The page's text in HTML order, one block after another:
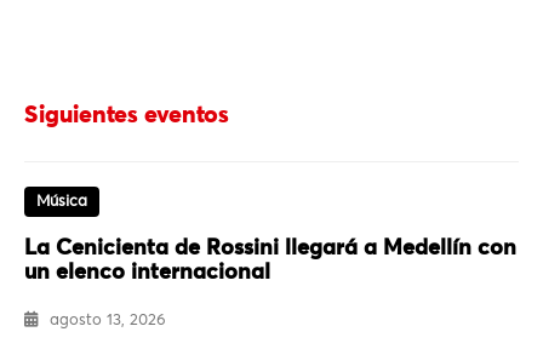
Siguientes eventos
Música
La Cenicienta de Rossini llegará a Medellín con
un elenco internacional
agosto 13, 2026